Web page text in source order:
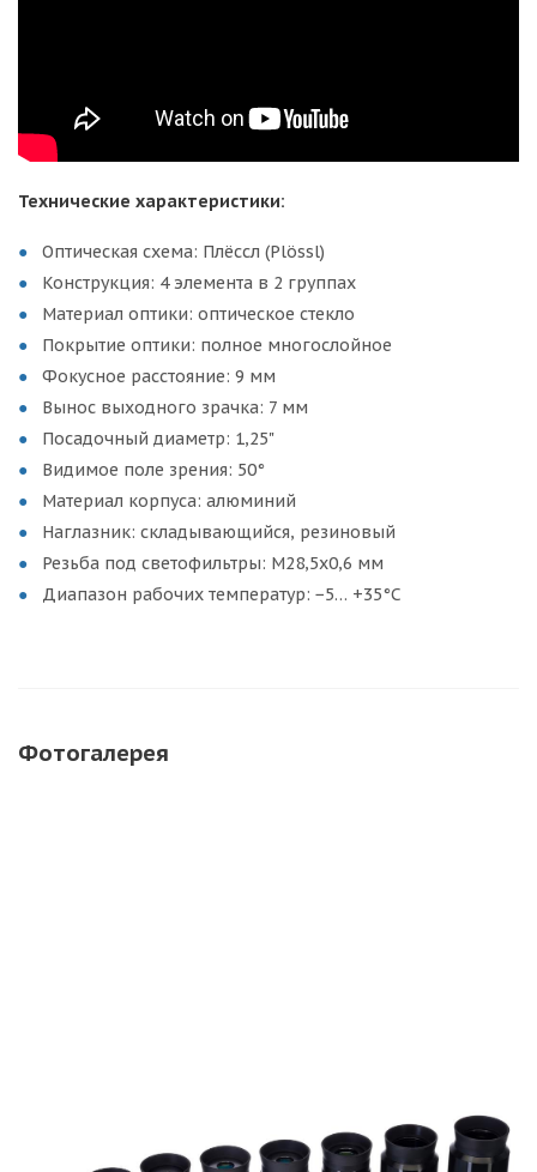
Технические характеристики:
Оптическая схема: Плёссл (Plössl)
Конструкция: 4 элемента в 2 группах
Материал оптики: оптическое стекло
Покрытие оптики: полное многослойное
Фокусное расстояние: 9 мм
Вынос выходного зрачка: 7 мм
Посадочный диаметр: 1,25"
Видимое поле зрения: 50°
Материал корпуса: алюминий
Наглазник: складывающийся, резиновый
Резьба под светофильтры: M28,5x0,6 мм
Диапазон рабочих температур: −5… +35°С
Фотогалерея